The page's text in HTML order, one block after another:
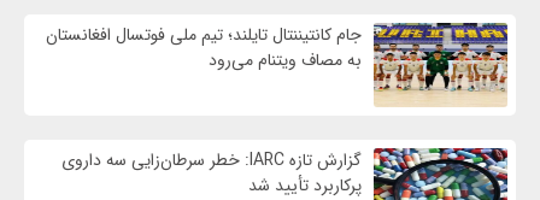
جام کانتیننتال تایلند؛ تیم ملی فوتسال افغانستان
به مصاف ویتنام می‌رود
گزارش تازه IARC: خطر سرطان‌زایی سه داروی
پرکاربرد تأیید شد